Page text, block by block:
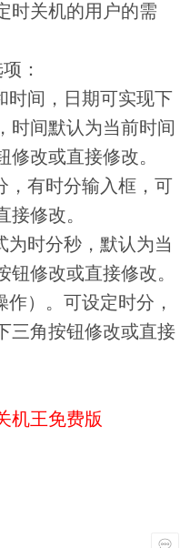
时关机的用户的需
：
时间，日期可实现下
时间默认为当前时间
修改或直接修改。
有时分输入框，可
修改。
为时分秒，默认为当
修改或直接修改。
）。可设定时分，
三角按钮修改或直接
机王免费版